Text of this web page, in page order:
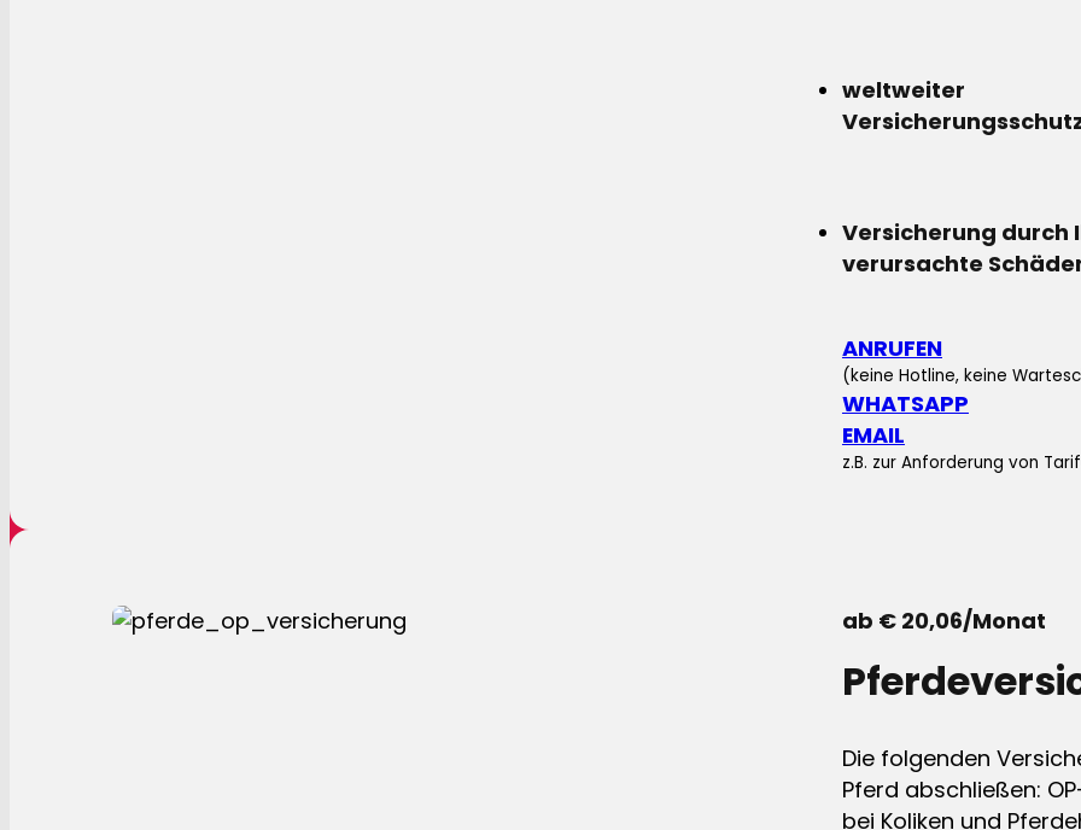
weltweiter
Versicherung durch
verursachte
ANRUFEN
(keine Hotline, keine
WHATSAPP
EMAIL
z.B. zur Anforderung von
ab € 20,06/Monat
Die folgenden
Pferd abschließen:
bei Koliken und